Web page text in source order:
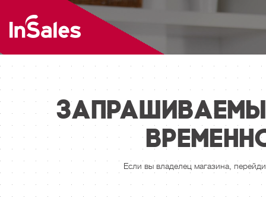
Если вы владелец магазина,